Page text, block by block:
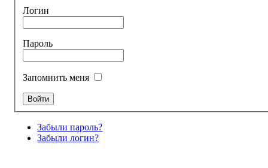
Логин
Пароль
Запомнить меня
Забыли пароль?
Забыли логин?